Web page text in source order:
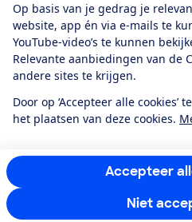
Op basis van je gedrag je
website, app én via e-mails te
YouTube-video’s te kunnen
Relevante aanbiedingen van de
andere sites te krijgen.
Door op ‘Accepteer alle cookies’
het plaatsen van deze cookies.
Accepteer
Niet
Algemene Voorwaarden
Cookiebeleid
RSS-feedFacebook
12.901consumentenbeoordelen de